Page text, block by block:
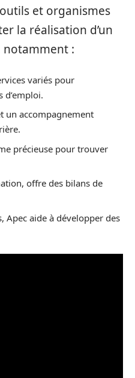
et organismes
la réalisation d’un
notamment :
variés pour
d’emploi.
un accompagnement
précieuse pour trouver
offre des bilans de
Apec aide à développer des